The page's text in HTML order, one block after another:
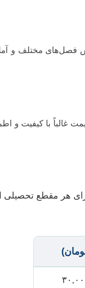
فصل‌های مختلف و
غالباً با کیفیت و
هر مقطع تحصیلی